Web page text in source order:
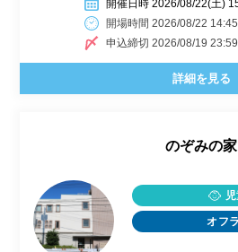
開催日時 2026/08/22(土)
開場時間 2026/08/22 14:45
申込締切 2026/08/19 23:59
詳細を見る
のぞみの家
オフ